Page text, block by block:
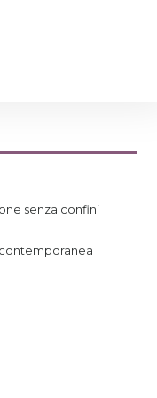
senza confini